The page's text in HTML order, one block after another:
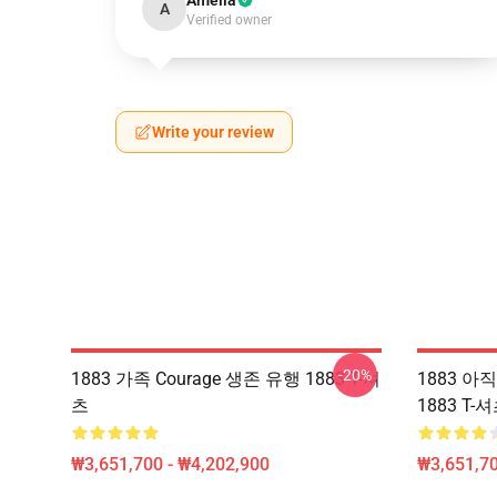
A
Verified owner
Write your review
1883 가족 Courage 생존 유행 1883 T-셔
츠
₩3,651,700 - ₩4,202,900
-20%
1883 아
1883 T-셔